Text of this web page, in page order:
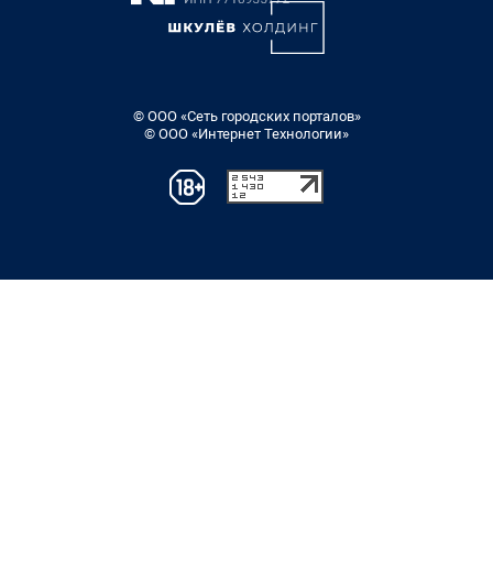
© ООО «Сеть городских порталов»
© ООО «Интернет Технологии»